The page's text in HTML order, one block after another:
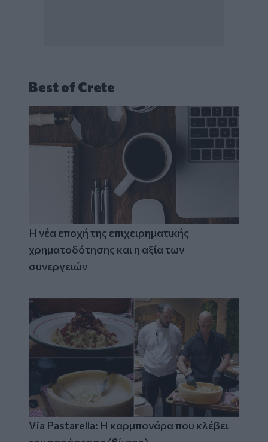
Best of Crete
Η νέα εποχή της επιχειρηματικής
χρηματοδότησης και η αξία των
συνεργειών
Via Pastarella: Η καρμπονάρα που κλέβει